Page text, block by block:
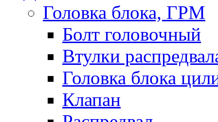
Головка блока, ГРМ
Болт головочный
Втулки
Головка блока
Клапан